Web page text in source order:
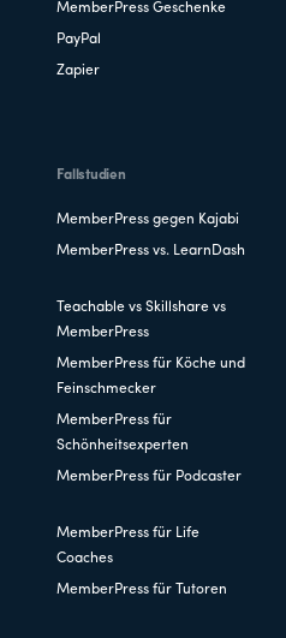
MemberPress Geschenke
PayPal
Zapier
Fallstudien
MemberPress gegen Kajabi
MemberPress vs. LearnDash
Teachable vs Skillshare vs
MemberPress
MemberPress für Köche und
Feinschmecker
MemberPress für
Schönheitsexperten
MemberPress für Podcaster
MemberPress für Life
Coaches
MemberPress für Tutoren